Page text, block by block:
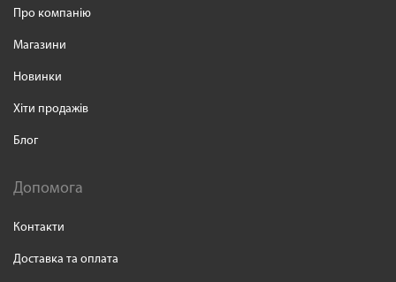
Про компанію
Магазини
Новинки
Хіти продажів
Блог
Допомога
Контакти
Доставка та оплата